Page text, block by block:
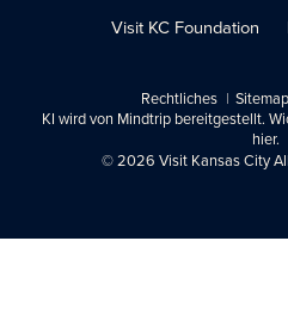
Visit KC Foundation
Rechtliches Sitemap
KI wird von Mindtrip bereitgestellt.
hier.
© 2026 Visit Kansas City